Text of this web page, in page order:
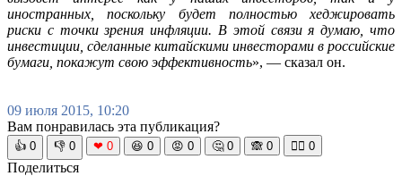
иностранных, поскольку будет полностью хеджировать
риски с точки зрения инфляции. В этой связи я думаю, что
инвестиции, сделанные китайскими инвесторами в российские
бумаги, покажут свою эффективность», — сказал он.
09 июля 2015, 10:20
Вам понравилась эта публикация?
👍 0 👎 0 ❤ 0 😆 0 😡 0 🤔 0 🙈 0 🧘‍♀️ 0
Поделиться